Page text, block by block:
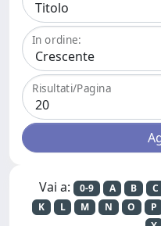
In ordine:
Risultati/Pagina
Vai a: 0-9 A B C
K
L M N O P